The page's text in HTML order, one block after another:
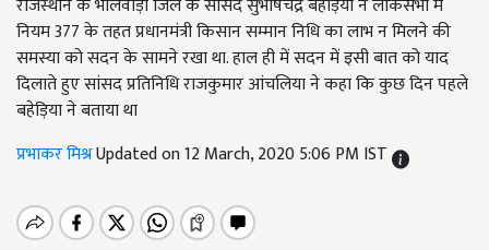
राजस्थान के भीलवाड़ा जिले के सांसद सुभाषचंद्र बहेड़िया ने लोकसभा में
नियम 377 के तहत प्रधानमंत्री किसान सम्मान निधि का लाभ न मिलने की
समस्या को सदन के सामने रखा था. हाल ही में सदन में इसी बात को याद
दिलाते हुए सांसद प्रतिनिधि राजकुमार आंचलिया ने कहा कि कुछ दिन पहले
बहेड़िया ने बताया था
प्रभाकर मिश्रUpdated on 12 March, 2020 5:06 PM IST